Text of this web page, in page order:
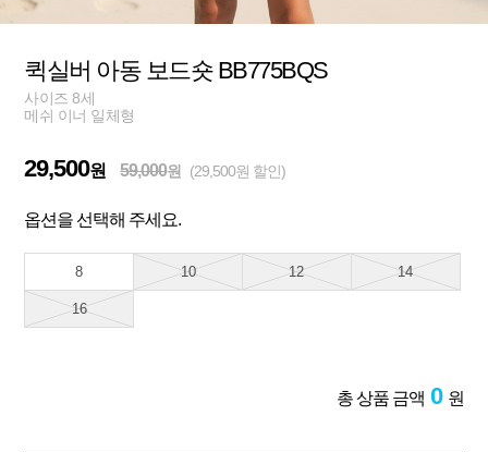
퀵실버 아동 보드숏 BB775BQS
사이즈 8세
메쉬 이너 일체형
29,500원 59,000원 (29,500원 할인)
옵션을 선택해 주세요.
8 10 12 14
16
총 상품 금액 0 원